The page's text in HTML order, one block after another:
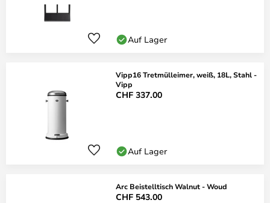
Auf Lager
Vipp16 Tretmülleimer, weiß, 18L, Stahl -
Vipp
CHF 337.00
Auf Lager
Arc Beistelltisch Walnut - Woud
CHF 543.00